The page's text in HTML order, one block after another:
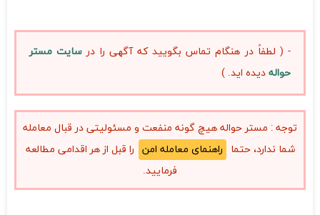
- ( لطفاً در هنگام تماس بگویید که آگهی را در سایت مستر
حواله دیده اید. )
توجه : مستر حواله هیچ گونه منفعت و مسئولیتی در قبال معامله
شما ندارد، حتما
راهنمای معامله امن
را قبل از هر اقدامی مطالعه
فرمایید.